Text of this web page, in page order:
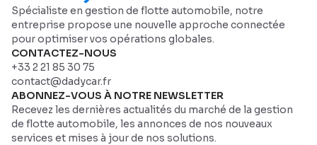
Spécialiste en gestion de flotte automobile, notre
entreprise propose une nouvelle approche connectée
pour optimiser vos opérations globales.
CONTACTEZ-NOUS
+33 2 21 85 30 75
contact@dadycar.fr
ABONNEZ-VOUS À NOTRE NEWSLETTER
Recevez les dernières actualités du marché de la gestion
de flotte automobile, les annonces de nos nouveaux
services et mises à jour de nos solutions.